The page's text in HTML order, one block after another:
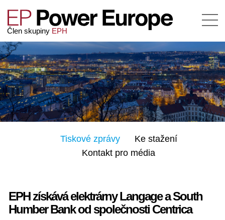
Člen skupiny EPH
Tiskové zprávy
Ke stažení
Kontakt pro média
EPH získává elektrárny Langage a South
Humber Bank od společnosti Centrica